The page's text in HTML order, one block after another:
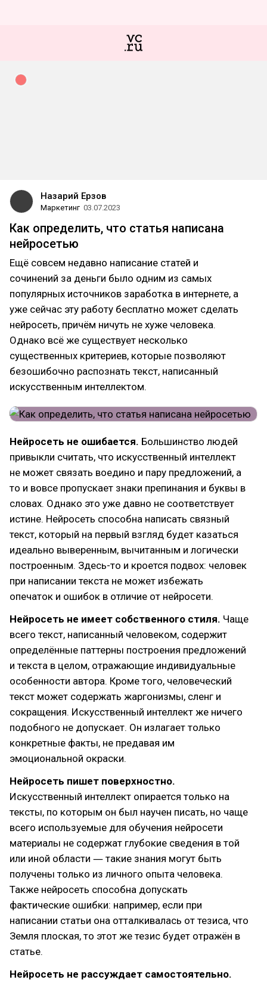
Назарий Ерзов
Маркетинг 03.07.2023
Как определить, что статья написана
нейросетью
Ещё совсем недавно написание статей и
сочинений за деньги было одним из самых
популярных источников заработка в интернете, а
уже сейчас эту работу бесплатно может сделать
нейросеть, причём ничуть не хуже человека.
Однако всё же существует несколько
существенных критериев, которые позволяют
безошибочно распознать текст, написанный
искусственным интеллектом.
Нейросеть не ошибается. Большинство людей
привыкли считать, что искусственный интеллект
не может связать воедино и пару предложений, а
то и вовсе пропускает знаки препинания и буквы в
словах. Однако это уже давно не соответствует
истине. Нейросеть способна написать связный
текст, который на первый взгляд будет казаться
идеально выверенным, вычитанным и логически
построенным. Здесь-то и кроется подвох: человек
при написании текста не может избежать
опечаток и ошибок в отличие от нейросети.
Нейросеть не имеет собственного стиля. Чаще
всего текст, написанный человеком, содержит
определённые паттерны построения предложений
и текста в целом, отражающие индивидуальные
особенности автора. Кроме того, человеческий
текст может содержать жаргонизмы, сленг и
сокращения. Искусственный интеллект же ничего
подобного не допускает. Он излагает только
конкретные факты, не предавая им
эмоциональной окраски.
Нейросеть пишет поверхностно.
Искусственный интеллект опирается только на
тексты, по которым он был научен писать, но чаще
всего используемые для обучения нейросети
материалы не содержат глубокие сведения в той
или иной области ― такие знания могут быть
получены только из личного опыта человека.
Также нейросеть способна допускать
фактические ошибки: например, если при
написании статьи она отталкивалась от тезиса, что
Земля плоская, то этот же тезис будет отражён в
статье.
Нейросеть не рассуждает самостоятельно.